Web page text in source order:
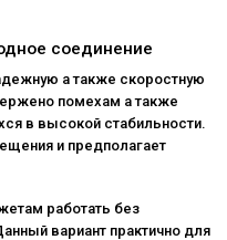
соединение
а также скоростную
помехам а также
в высокой стабильности.
и предполагает
работать без
вариант практично для